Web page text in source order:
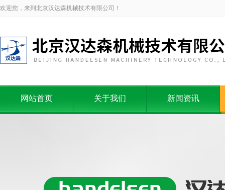
欢迎您，来到北京汉达森机械技术有限公司！
网站首页 关于我们 新闻资讯